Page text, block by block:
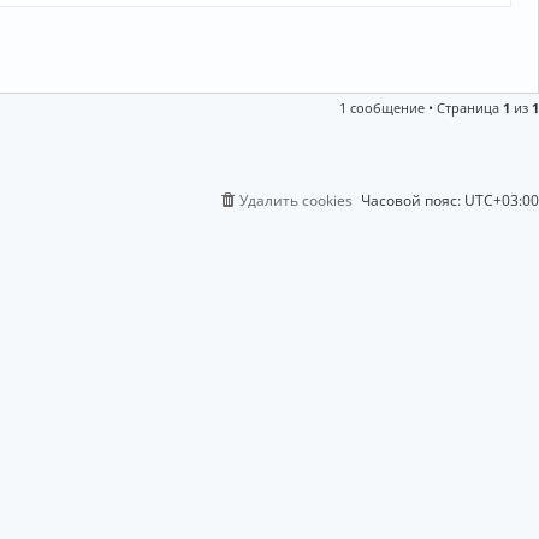
1 сообщение • Страница 1 из 1
Часовой пояс: UTC+03:00
Удалить cookies